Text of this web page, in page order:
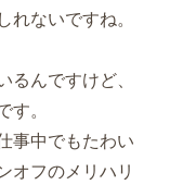
ないですね。
んですけど、
す。
事中でもたわい
オフのメリハリ